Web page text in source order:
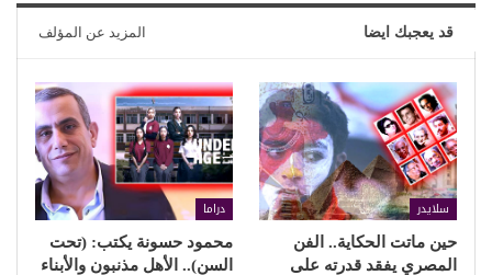
قد يعجبك ايضا المزيد عن المؤلف
سلايدر
حين ماتت الحكاية.. الفن
المصري يفقد قدرته على
دراما
محمود حسونة يكتب: (تحت
السن).. الأهل مذنبون والأبناء